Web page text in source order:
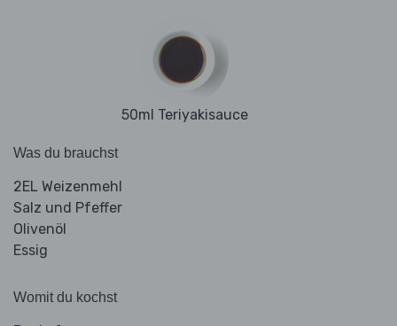
50ml Teriyakisauce
Was du brauchst
2EL Weizenmehl
Salz und Pfeffer
Olivenöl
Essig
Womit du kochst